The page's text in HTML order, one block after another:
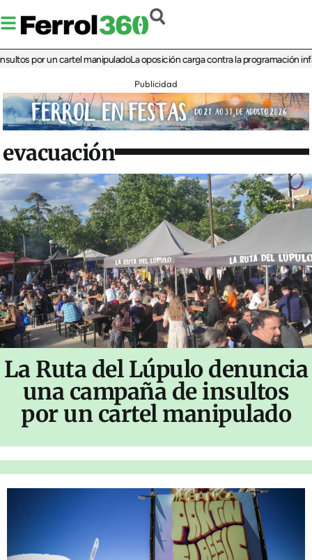
por un cartel manipuladoLa oposición carga contra la programación infantil
Publicidad
evacuación
La Ruta del Lúpulo denuncia
una campaña de insultos
por un cartel manipulado